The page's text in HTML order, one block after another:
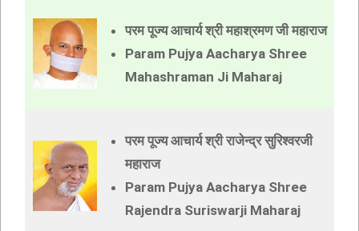
परम पूज्य आचार्य श्री महाश्रमण जी महाराज
Param Pujya Aacharya Shree
Mahashraman Ji Maharaj
परम पूज्य आचार्य श्री राजेन्द्र सुरिश्वरजी
महाराज
Param Pujya Aacharya Shree
Rajendra Suriswarji Maharaj